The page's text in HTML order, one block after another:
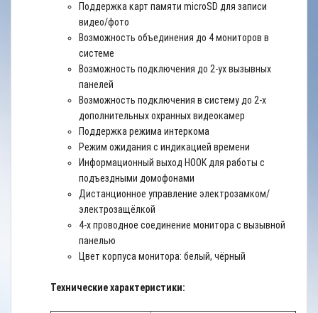
Поддержка карт памяти microSD для записи
видео/фото
Возможность объединения до 4 мониторов в
системе
Возможность подключения до 2-ух вызывных
панелей
Возможность подключения в систему до 2-х
дополнительных охранных видеокамер
Поддержка режима интеркома
Режим ожидания с индикацией времени
Информационный выход HOOK для работы с
подъездными домофонами
Дистанционное управление электрозамком/
электрозащёлкой
4-х проводное соединение монитора с вызывной
панелью
Цвет корпуса монитора: белый, чёрный
Технические характеристики: